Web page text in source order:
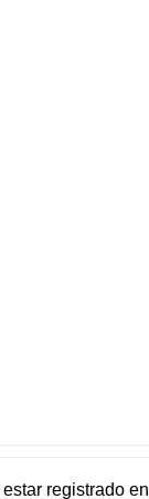
estar registradoen